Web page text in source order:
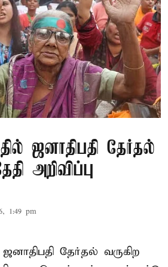
ஜனாதிபதி தேர்தல்
அறிவிப்பு
1:49 pm
தேர்தல் வருகிற